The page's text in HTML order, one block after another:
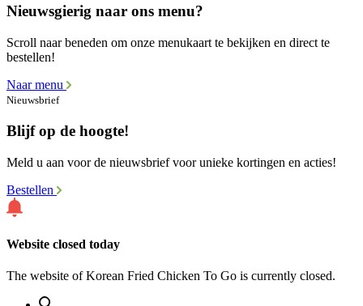
Nieuwsgierig naar ons menu?
Scroll naar beneden om onze menukaart te bekijken en direct te
bestellen!
Naar menu
Nieuwsbrief
Blijf op de hoogte!
Meld u aan voor de nieuwsbrief voor unieke kortingen en acties!
Bestellen
Website closed today
The website of Korean Fried Chicken To Go is currently closed.